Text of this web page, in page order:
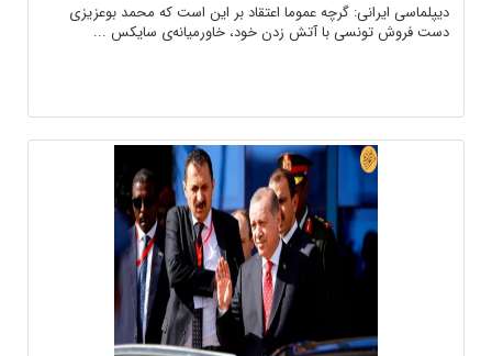
دیپلماسی ایرانی: گرچه عموما اعتقاد بر این است که محمد بوعزیزی
دست فروش تونسی با آتش زدن خود، خاورمیانەی سایکس ...